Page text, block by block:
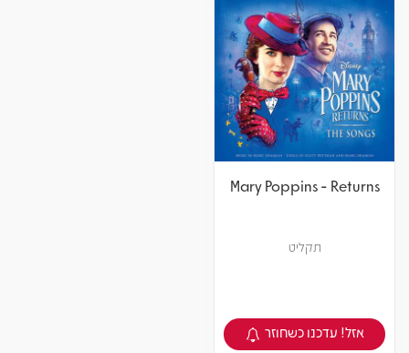
Mary Poppins - Returns
תקליט
צפיה במוצר
אזל! עדכנו כשחוזר